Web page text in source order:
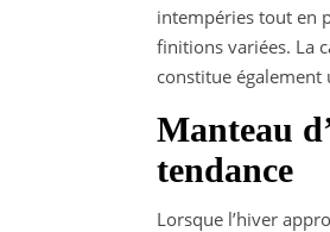
intempéries tout en
finitions variées. La
constitue également
Manteau
tendance
Lorsque l’hiver